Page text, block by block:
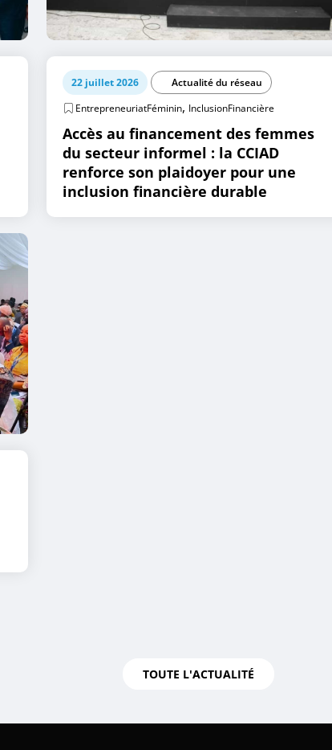
22 juillet 2026
Actualité du réseau
EntrepreneuriatFéminin, InclusionFinancière
Accès au financement des femmes
du secteur informel : la CCIAD
renforce son plaidoyer pour une
inclusion financière durable
TOUTE L'ACTUALITÉ